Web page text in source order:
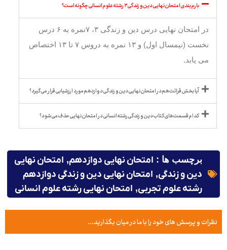
بارم بندی امتحان نهایی دین و زندگی ۳ رشته علوم انسانی چگونه است؟
در امتحان نهایی درس دین و زندگی ۳، ۷نمره به ۶ درس
نخست (نیمسال اول) و ۱۳ نمره به دروس ۷ تا ۱۳ اختصاص
می یابد.
آیا بخش قرائت هم در امتحان نهایی دین و زندگی دوازدهم مورد ارزشیابی قرار می گیرد؟
کدام قسمت های کتاب دین و زندگی رشته انسانی در امتحان نهایی حذف می شود؟
برچسب ها : امتحان نهایی دوازدهم, امتحان نهایی
دین و زندگی, امتحان نهایی دین و زندگی دوازدهم
رشته علوم تجربی, امتحان نهایی رشته علوم انسانی
نظرات و پرسش های خود را با ما در میان بگذارید...